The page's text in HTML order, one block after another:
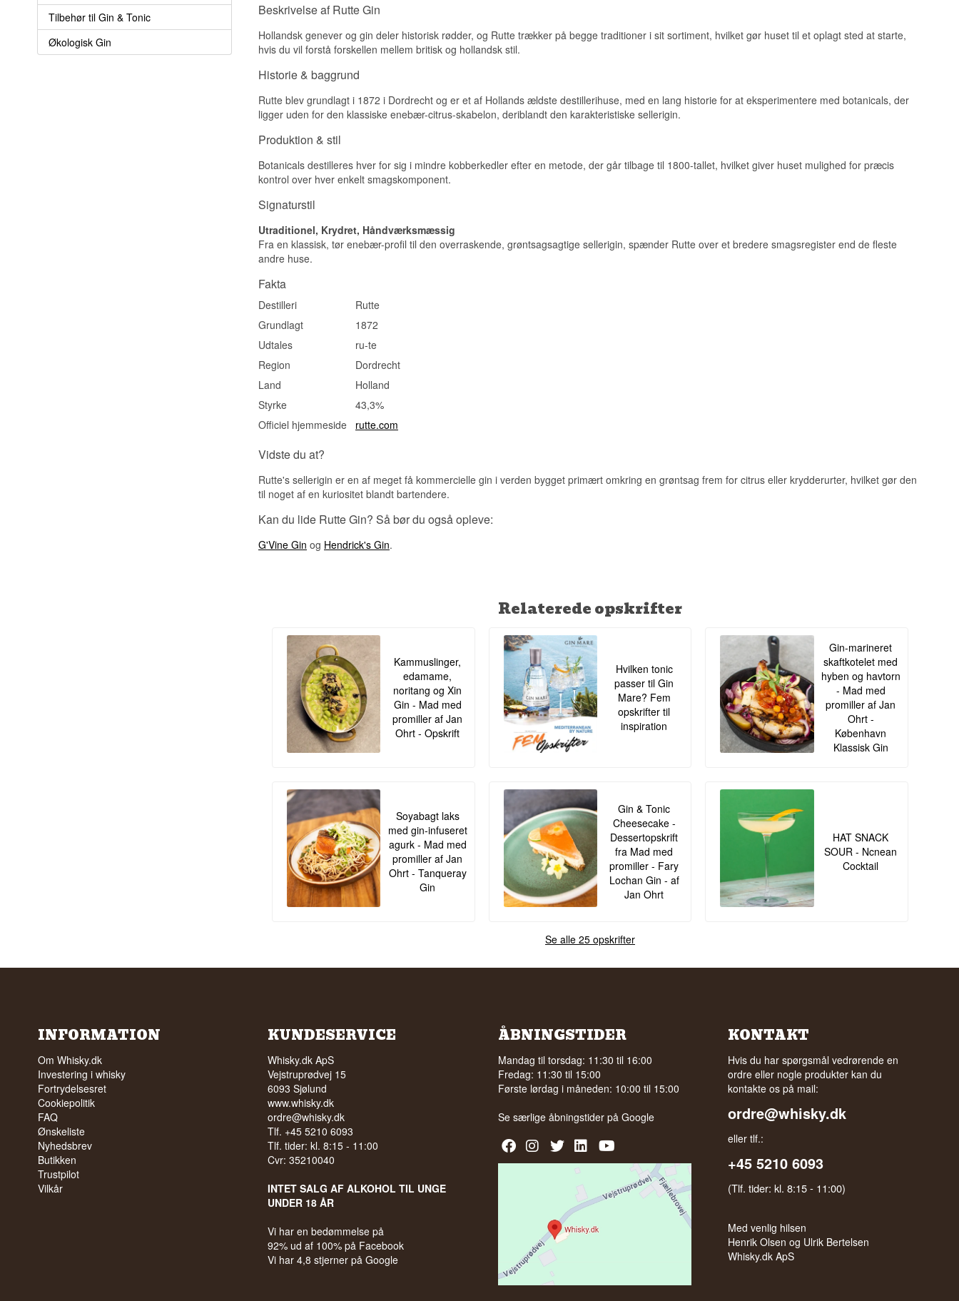
Tilbehør til Gin & Tonic
Økologisk Gin
Beskrivelse af Rutte Gin
Hollandsk genever og gin deler historisk rødder, og Rutte trækker på begge traditioner i sit sortiment, hvilket gør huset til et oplagt sted at starte,
hvis du vil forstå forskellen mellem britisk og hollandsk stil.
Historie & baggrund
Rutte blev grundlagt i 1872 i Dordrecht og er et af Hollands ældste destillerihuse, med en lang historie for at eksperimentere med botanicals, der
ligger uden for den klassiske enebær-citrus-skabelon, deriblandt den karakteristiske sellerigin.
Produktion & stil
Botanicals destilleres hver for sig i mindre kobberkedler efter en metode, der går tilbage til 1800-tallet, hvilket giver huset mulighed for præcis
kontrol over hver enkelt smagskomponent.
Signaturstil
Utraditionel, Krydret, Håndværksmæssig
Fra en klassisk, tør enebær-profil til den overraskende, grøntsagsagtige sellerigin, spænder Rutte over et bredere smagsregister end de fleste
andre huse.
Fakta
Destilleri
Rutte
Grundlagt
1872
Udtales
ru-te
Region
Dordrecht
Land
Holland
Styrke
43,3%
Officiel hjemmeside
rutte.com
Vidste du at?
Rutte's sellerigin er en af meget få kommercielle gin i verden bygget primært omkring en grøntsag frem for citrus eller krydderurter, hvilket gør den
til noget af en kuriositet blandt bartendere.
Kan du lide Rutte Gin? Så bør du også opleve:
G'Vine Gin og Hendrick's Gin.
Relaterede opskrifter
Kammuslinger,
edamame,
noritang og Xin
Gin - Mad med
promiller af Jan
Ohrt - Opskrift
Hvilken tonic
passer til Gin
Mare? Fem
opskrifter til
inspiration
Gin-marineret
skaftkotelet med
hyben og havtorn
- Mad med
promiller af Jan
Ohrt -
København
Klassisk Gin
Soyabagt laks
med gin-infuseret
agurk - Mad med
promiller af Jan
Ohrt - Tanqueray
Gin
Gin & Tonic
Cheesecake -
Dessertopskrift
fra Mad med
promiller - Fary
Lochan Gin - af
Jan Ohrt
HAT SNACK
SOUR - Ncnean
Cocktail
Se alle 25 opskrifter
INFORMATION
Om Whisky.dk
Investering i whisky
Fortrydelsesret
Cookiepolitik
FAQ
Ønskeliste
Nyhedsbrev
Butikken
Trustpilot
Vilkår
KUNDESERVICE
Whisky.dk ApS
Vejstruprødvej 15
6093 Sjølund
www.whisky.dk
ordre@whisky.dk
Tlf. +45 5210 6093
Tlf. tider: kl. 8:15 - 11:00
Cvr: 35210040
INTET SALG AF ALKOHOL TIL UNGE
UNDER 18 ÅR
Vi har en bedømmelse på
92% ud af 100% på Facebook
Vi har 4,8 stjerner på Google
ÅBNINGSTIDER
Mandag til torsdag: 11:30 til 16:00
Fredag: 11:30 til 15:00
Første lørdag i måneden: 10:00 til 15:00
Se særlige åbningstider på Google
KONTAKT
Hvis du har spørgsmål vedrørende en
ordre eller nogle produkter kan du
kontakte os på mail:
ordre@whisky.dk
eller tlf.:
+45 5210 6093
(Tlf. tider: kl. 8:15 - 11:00)
Med venlig hilsen
Henrik Olsen og Ulrik Bertelsen
Whisky.dk ApS